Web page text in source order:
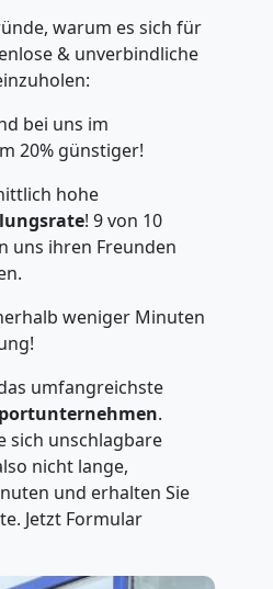
warum es sich für
& unverbindliche
bei uns im
20% günstiger!
hohe
! 9 von 10
uns ihren Freunden
weniger Minuten
umfangreichste
.
sich unschlagbare
nicht lange,
und erhalten Sie
Jetzt Formular